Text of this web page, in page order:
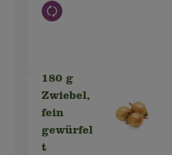
Auswahl ändern
180 g
Zwiebel,
fein
gewürfel
t